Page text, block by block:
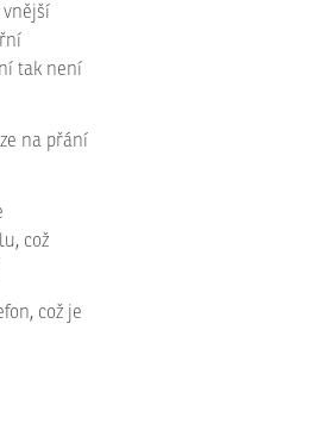
vnější
tak není
na přání
což
což je